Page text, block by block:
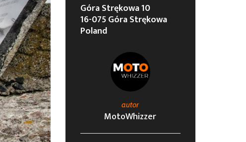
Góra Strękowa 10
16-075 Góra Strękowa
Poland
autor
MotoWhizzer